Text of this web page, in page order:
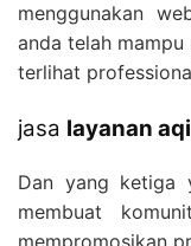
menggunakan
anda telah
terlihat
jasa layanan
Dan yang ketiga
membuat
mempromosikan